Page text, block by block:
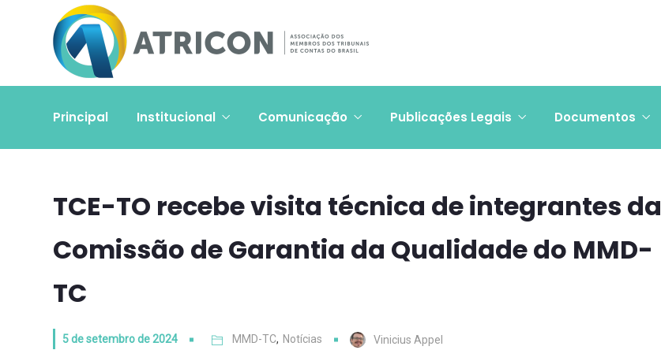
Principal Institucional Comunicação Publicações Legais Documentos
TCE-TO recebe visita técnica de integrantes da
Comissão de Garantia da Qualidade do MMD-
TC
5 de setembro de 2024 MMD-TC, Notícias Vinicius Appel